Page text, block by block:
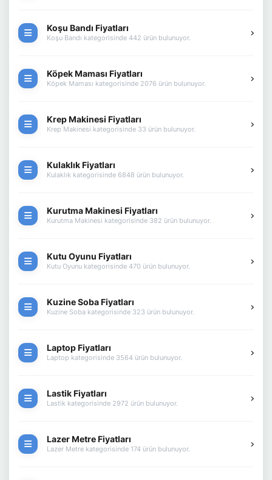
Koşu Bandı Fiyatları
Koşu Bandı kategorisinde 442 ürün bulunuyor.
Köpek Maması Fiyatları
Köpek Maması kategorisinde 2076 ürün bulunuyor.
Krep Makinesi Fiyatları
Krep Makinesi kategorisinde 33 ürün bulunuyor.
Kulaklık Fiyatları
Kulaklık kategorisinde 6848 ürün bulunuyor.
Kurutma Makinesi Fiyatları
Kurutma Makinesi kategorisinde 382 ürün bulunuyor.
Kutu Oyunu Fiyatları
Kutu Oyunu kategorisinde 470 ürün bulunuyor.
Kuzine Soba Fiyatları
Kuzine Soba kategorisinde 323 ürün bulunuyor.
Laptop Fiyatları
Laptop kategorisinde 3564 ürün bulunuyor.
Lastik Fiyatları
Lastik kategorisinde 2972 ürün bulunuyor.
Lazer Metre Fiyatları
Lazer Metre kategorisinde 174 ürün bulunuyor.